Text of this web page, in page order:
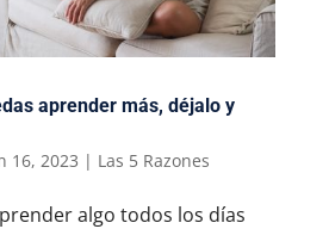
aprender más, déjalo y
16, 2023 | Las 5 Razones
algo todos los días